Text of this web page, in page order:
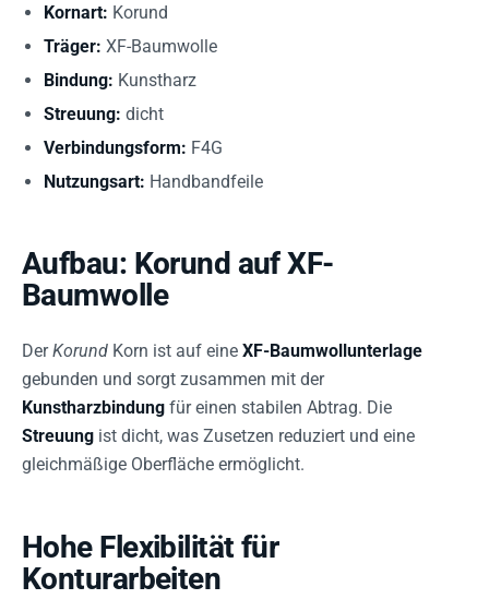
Kornart: Korund
Träger: XF-Baumwolle
Bindung: Kunstharz
Streuung: dicht
Verbindungsform: F4G
Nutzungsart: Handbandfeile
Aufbau: Korund auf XF-
Baumwolle
DerKorund Korn ist auf eine XF-Baumwollunterlage
gebunden und sorgt zusammen mit der
Kunstharzbindung für einen stabilen Abtrag. Die
Streuung ist dicht, was Zusetzen reduziert und eine
gleichmäßige Oberfläche ermöglicht.
Hohe Flexibilität für
Konturarbeiten